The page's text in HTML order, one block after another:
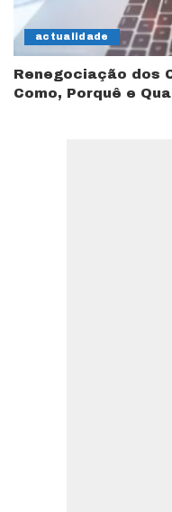
actualidade
Renegociação dos
Como, Porquê e